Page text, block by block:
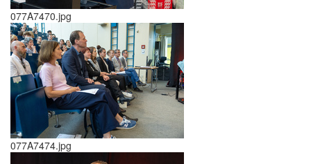
077A7470.jpg
077A7474.jpg